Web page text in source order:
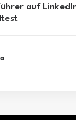
auf